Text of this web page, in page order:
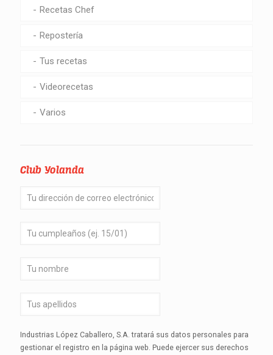
Recetas Chef
Repostería
Tus recetas
Videorecetas
Varios
Club Yolanda
Industrias López Caballero, S.A. tratará sus datos personales para
gestionar el registro en la página web. Puede ejercer sus derechos